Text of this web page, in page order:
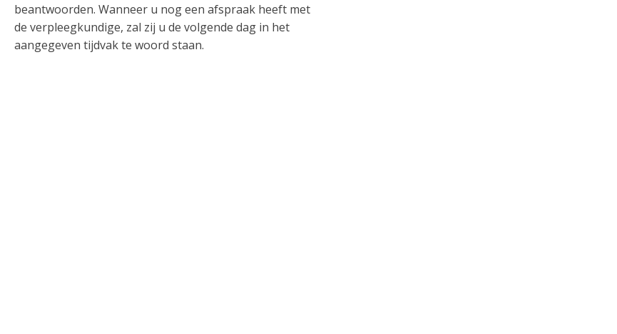
beantwoorden. Wanneer u nog een afspraak heeft met
de verpleegkundige, zal zij u de volgende dag in het
aangegeven tijdvak te woord staan.